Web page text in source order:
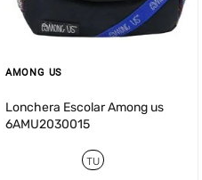
AMONG US
Lonchera Escolar Among us
6AMU2030015
TU